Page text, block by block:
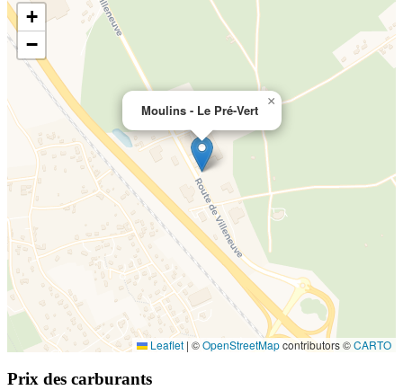
Moulins - Le Pré-Vert
×
+
−
Leaflet | ©OpenStreetMapcontributors ©CARTO
Prix des carburants